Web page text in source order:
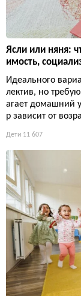
Ясли или няня:
имость,
Идеального
лектив, но
агает домашний
р зависит от
Дети 11 607